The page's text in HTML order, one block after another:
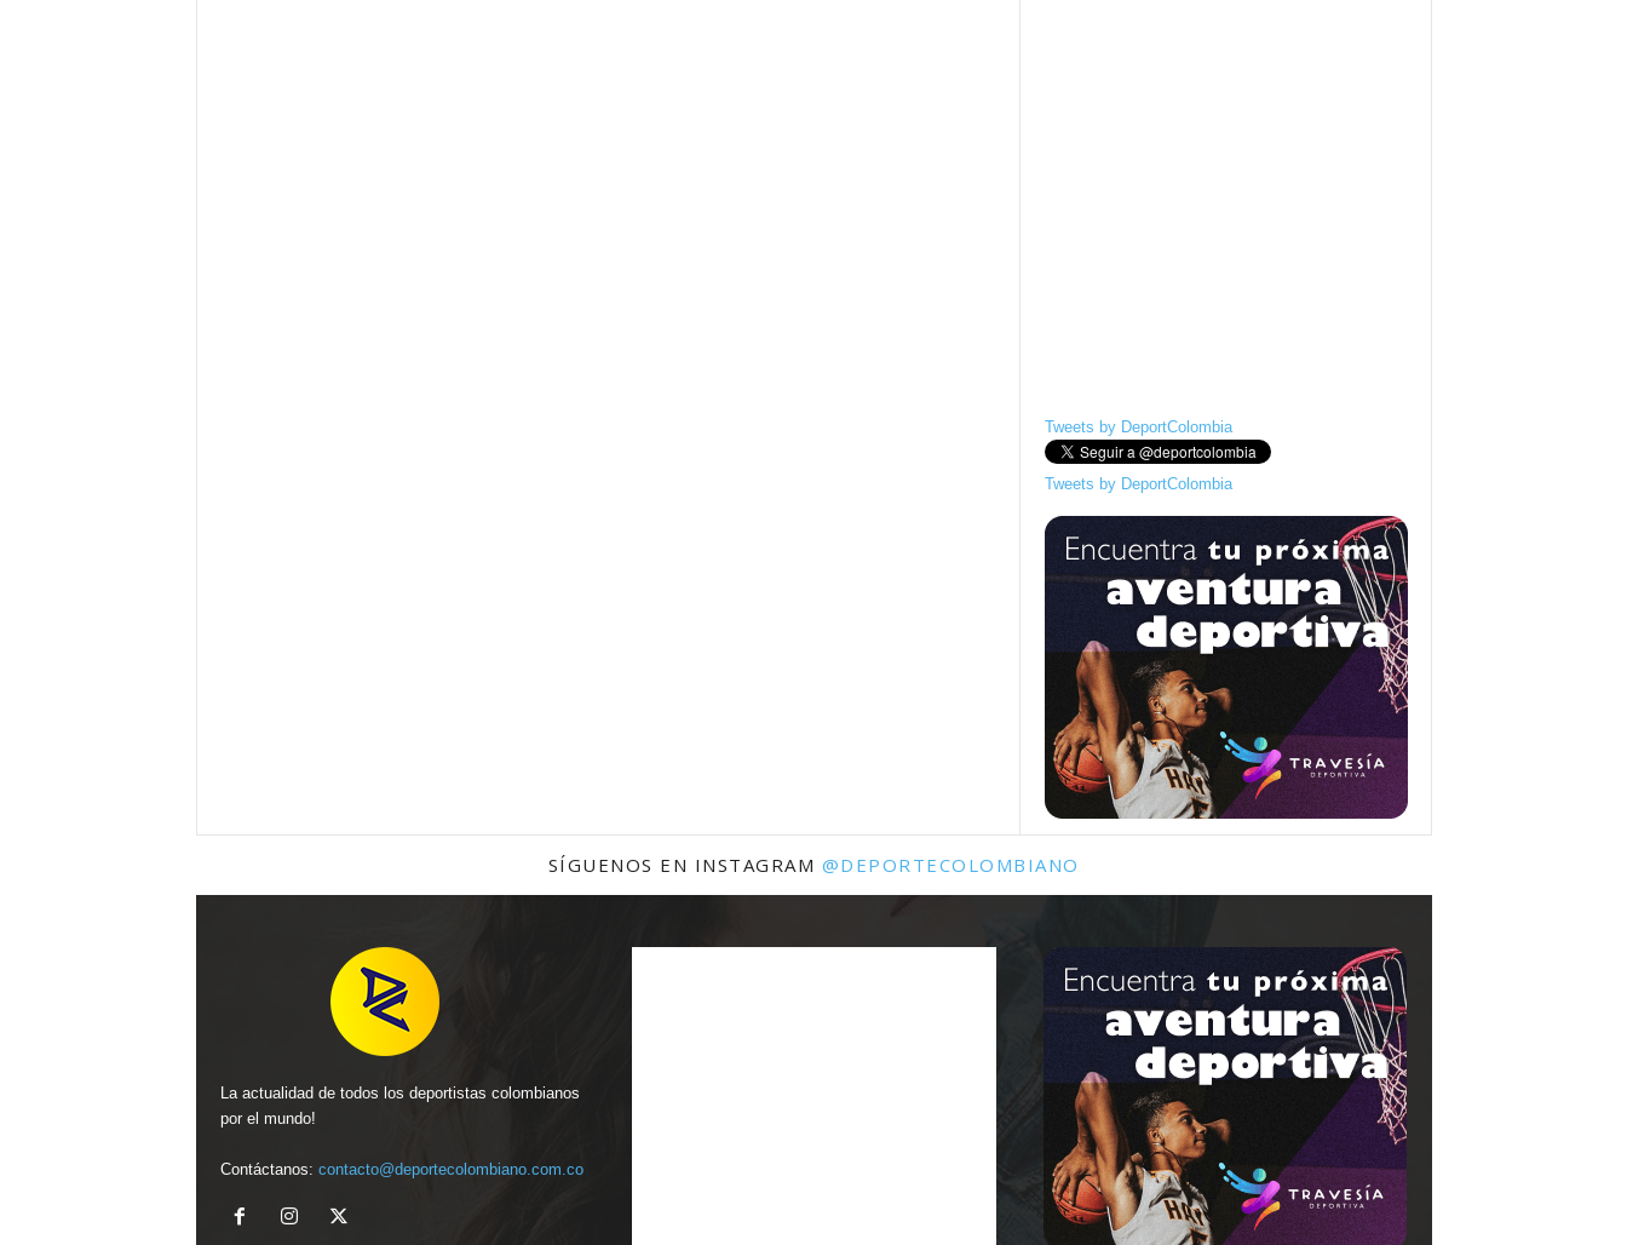
Tweets by DeportColombia
Tweets by DeportColombia
SÍGUENOS EN INSTAGRAM @DEPORTECOLOMBIANO
La actualidad de todos los deportistas colombianos
por el mundo!
Contáctanos: contacto@deportecolombiano.com.co